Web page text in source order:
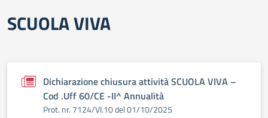
SCUOLA VIVA
Dichiarazione chiusura attività SCUOLA VIVA –
Cod .Uff 60/CE -II^ Annualità
Prot. nr. 7124/VI.10 del 01/10/2025